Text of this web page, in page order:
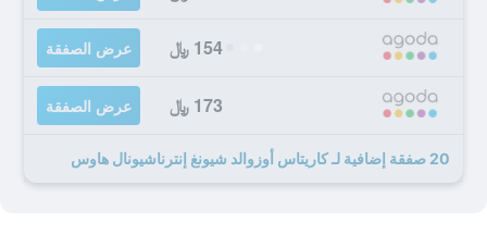
154 ﷼ عرض الصفقة
173 ﷼ عرض الصفقة
20 صفقة إضافية لـ كاريتاس أوزوالد شيونغ إنترناشيونال هاوس